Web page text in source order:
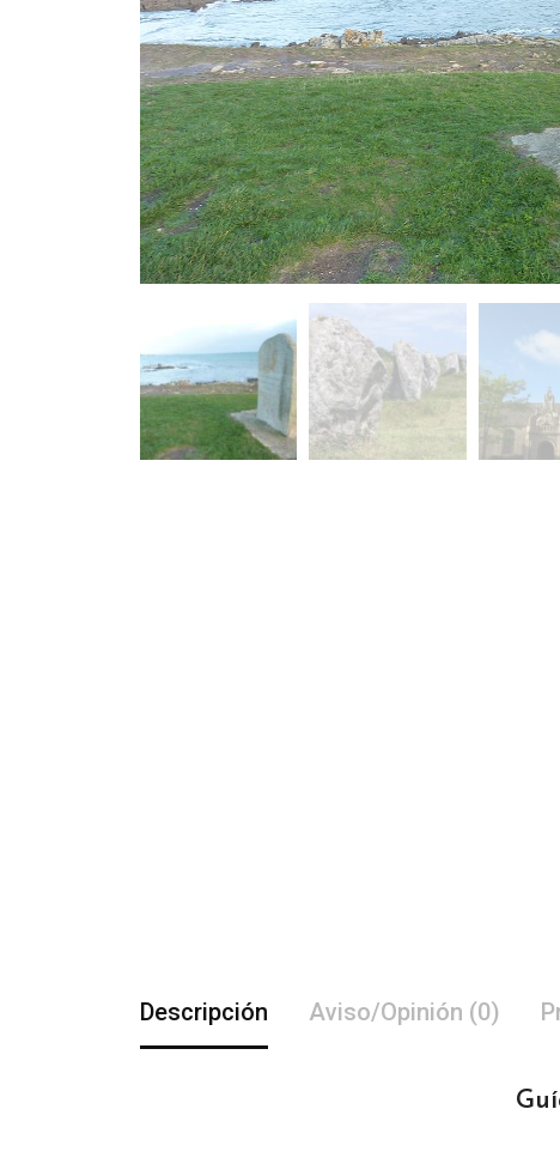
Descripción Aviso/Opinión (0)